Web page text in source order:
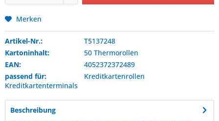
Merken
Artikel-Nr.:
T5137248
Kartoninhalt:
50 Thermorollen
EAN:
4052372372489
passend für:
Kreditkartenrollen
Kreditkartenterminals
Beschreibung